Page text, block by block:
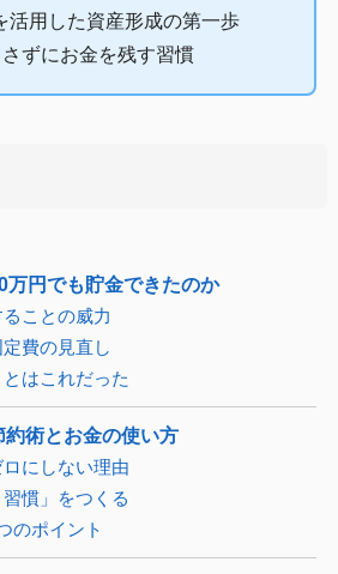
活用した資産形成の第一歩
ずにお金を残す習慣
万円でも貯金できたのか
ことの威力
費の見直し
はこれだった
術とお金の使い方
にしない理由
慣」をつくる
のポイント